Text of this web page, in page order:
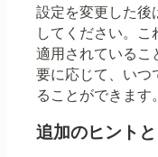
設定を変更した後
してください。こ
適用されているこ
要に応じて、いつ
ることができます。
追加のヒント